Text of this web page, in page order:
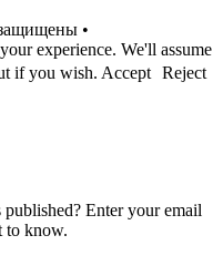
•
experience. We'll assume
if you wish. Accept Reject
Enter your email
to know.